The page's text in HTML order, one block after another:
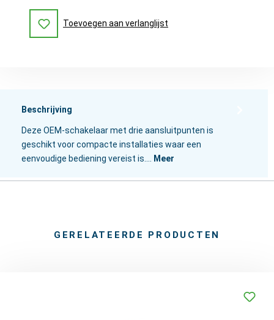
Toevoegen aan verlanglijst
Beschrijving
Deze OEM-schakelaar met drie aansluitpunten is
geschikt voor compacte installaties waar een
eenvoudige bediening vereist is.… Meer
GERELATEERDE PRODUCTEN